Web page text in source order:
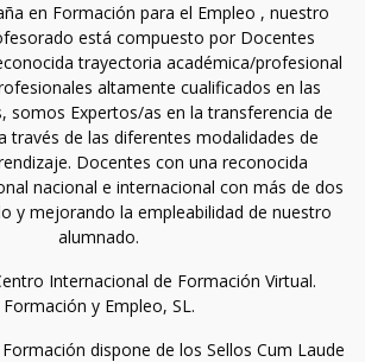
en Formación para el Empleo , nuestro
está compuesto por Docentes
trayectoria académica/profesional
altamente cualificados en las
somos Expertos/as en la transferencia de
través de las diferentes modalidades de
Docentes con una reconocida
nacional e internacional con más de dos
y mejorando la empleabilidad de nuestro
alumnado.
Internacional de Formación Virtual.
Formación y Empleo, SL.
dispone de los Sellos Cum Laude